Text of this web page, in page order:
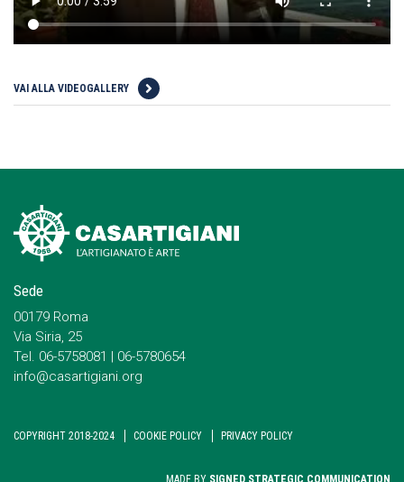
VAI ALLA VIDEOGALLERY
Sede
00179 Roma
Via Siria, 25
Tel. 06-5758081 | 06-5780654
info@casartigiani.org
COPYRIGHT 2018-2024 COOKIE POLICY PRIVACY POLICY
MADE BY SIGNED STRATEGIC COMMUNICATION